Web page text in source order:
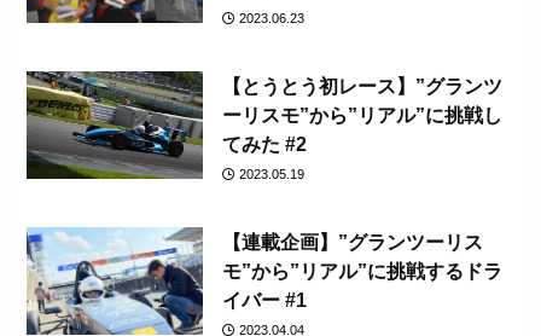
2023.06.23
【とうとう初レース】”グランツ
ーリスモ”から”リアル”に挑戦し
てみた #2
2023.05.19
【連載企画】”グランツーリス
モ”から”リアル”に挑戦するドラ
イバー #1
2023.04.04